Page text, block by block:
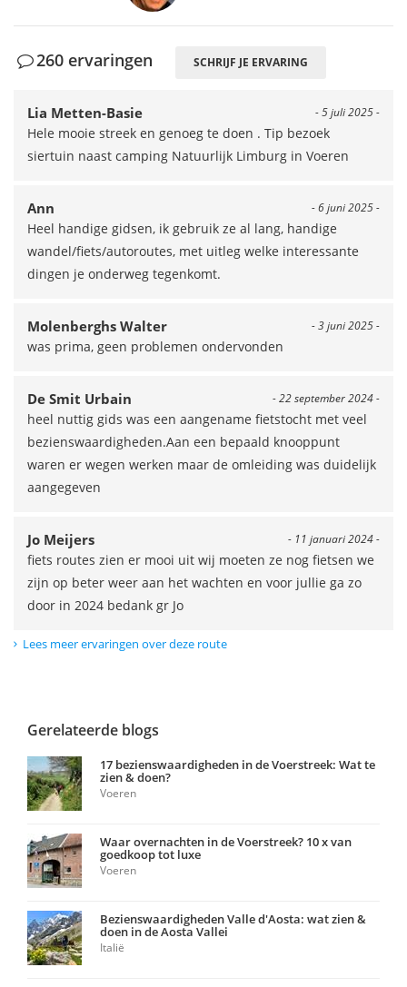
260 ervaringen SCHRIJF JE ERVARING
- 5 juli 2025 -
Lia Metten-Basie
Hele mooie streek en genoeg te doen . Tip bezoek
siertuin naast camping Natuurlijk Limburg in Voeren
- 6 juni 2025 -
Ann
Heel handige gidsen, ik gebruik ze al lang, handige
wandel/fiets/autoroutes, met uitleg welke interessante
dingen je onderweg tegenkomt.
- 3 juni 2025 -
Molenberghs Walter
was prima, geen problemen ondervonden
- 22 september 2024 -
De Smit Urbain
heel nuttig gids was een aangename fietstocht met veel
bezienswaardigheden.Aan een bepaald knooppunt
waren er wegen werken maar de omleiding was duidelijk
aangegeven
- 11 januari 2024 -
Jo Meijers
fiets routes zien er mooi uit wij moeten ze nog fietsen we
zijn op beter weer aan het wachten en voor jullie ga zo
door in 2024 bedank gr Jo
Lees meer ervaringen over deze route
Gerelateerde blogs
17 bezienswaardigheden in de Voerstreek: Wat te
zien & doen?
Voeren
Waar overnachten in de Voerstreek? 10 x van
goedkoop tot luxe
Voeren
Bezienswaardigheden Valle d'Aosta: wat zien &
doen in de Aosta Vallei
Italië